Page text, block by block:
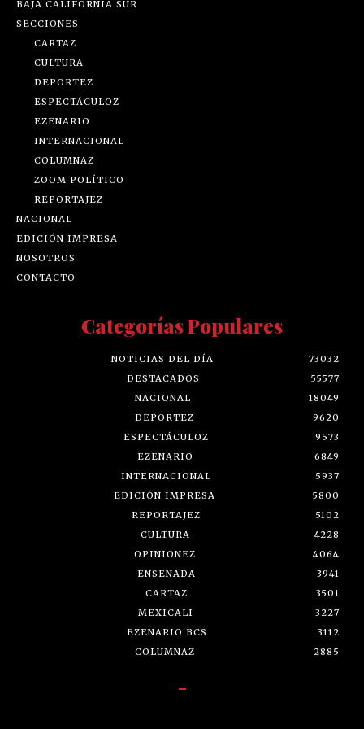
BAJA CALIFORNIA SUR
SECCIONES
CARTAZ
CULTURA
DEPORTEZ
ESPECTÁCULOZ
EZENARIO
INTERNACIONAL
COLUMNAZ
ZOOM POLÍTICO
REPORTAJEZ
NACIONAL
EDICIÓN IMPRESA
NOSOTROS
CONTACTO
Categorías Populares
NOTICIAS DEL DÍA
73032
DESTACADOS
55577
NACIONAL
18049
DEPORTEZ
9620
ESPECTÁCULOZ
9573
EZENARIO
6849
INTERNACIONAL
5937
EDICIÓN IMPRESA
5800
REPORTAJEZ
5102
CULTURA
4228
OPINIONEZ
4064
ENSENADA
3941
CARTAZ
3501
MEXICALI
3227
EZENARIO BCS
3112
COLUMNAZ
2885
-